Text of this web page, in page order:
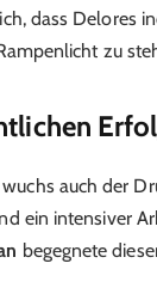
dass Delores
zu
auch der
ein intensiver
begegnete